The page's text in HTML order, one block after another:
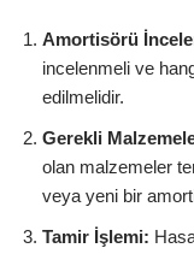
Amortisörü
incelenmeli ve
edilmelidir.
Gerekli
olan malzemeler
veya yeni bir
Tamir İşlemi: